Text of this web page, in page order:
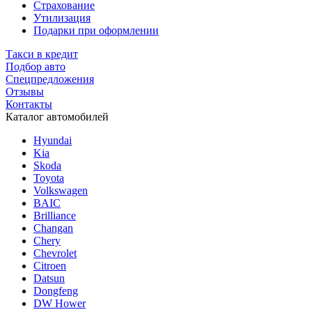
Страхование
Утилизация
Подарки при оформлении
Такси в кредит
Подбор авто
Спецпредложения
Отзывы
Контакты
Каталог автомобилей
Hyundai
Kia
Skoda
Toyota
Volkswagen
BAIC
Brilliance
Changan
Chery
Chevrolet
Citroen
Datsun
Dongfeng
DW Hower